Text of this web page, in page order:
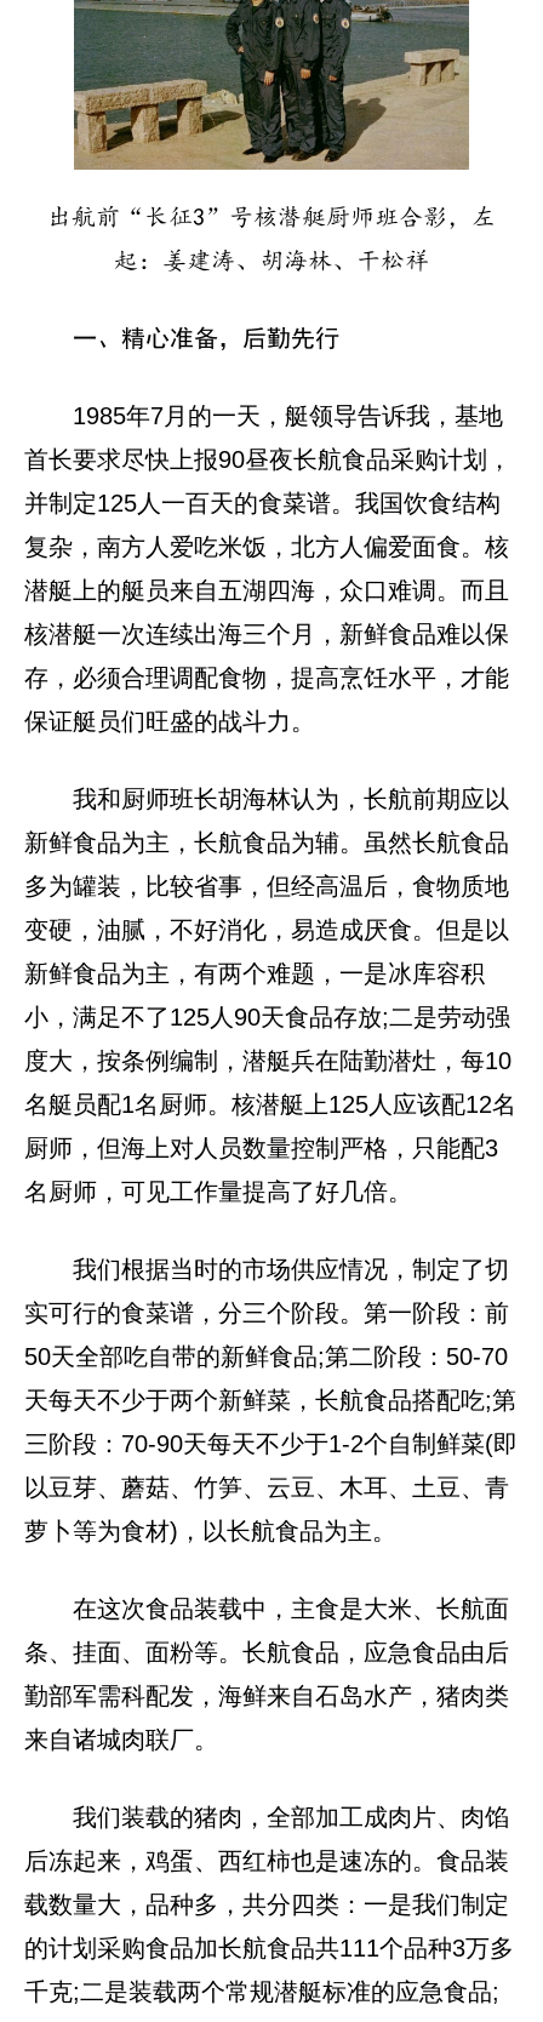
出航前“长征3”号核潜艇厨师班合影，左
起：姜建涛、胡海林、干松祥
一、精心准备，后勤先行
1985年7月的一天，艇领导告诉我，基地
首长要求尽快上报90昼夜长航食品采购计划，
并制定125人一百天的食菜谱。我国饮食结构
复杂，南方人爱吃米饭，北方人偏爱面食。核
潜艇上的艇员来自五湖四海，众口难调。而且
核潜艇一次连续出海三个月，新鲜食品难以保
存，必须合理调配食物，提高烹饪水平，才能
保证艇员们旺盛的战斗力。
我和厨师班长胡海林认为，长航前期应以
新鲜食品为主，长航食品为辅。虽然长航食品
多为罐装，比较省事，但经高温后，食物质地
变硬，油腻，不好消化，易造成厌食。但是以
新鲜食品为主，有两个难题，一是冰库容积
小，满足不了125人90天食品存放;二是劳动强
度大，按条例编制，潜艇兵在陆勤潜灶，每10
名艇员配1名厨师。核潜艇上125人应该配12名
厨师，但海上对人员数量控制严格，只能配3
名厨师，可见工作量提高了好几倍。
我们根据当时的市场供应情况，制定了切
实可行的食菜谱，分三个阶段。第一阶段：前
50天全部吃自带的新鲜食品;第二阶段：50-70
天每天不少于两个新鲜菜，长航食品搭配吃;第
三阶段：70-90天每天不少于1-2个自制鲜菜(即
以豆芽、蘑菇、竹笋、云豆、木耳、土豆、青
萝卜等为食材)，以长航食品为主。
在这次食品装载中，主食是大米、长航面
条、挂面、面粉等。长航食品，应急食品由后
勤部军需科配发，海鲜来自石岛水产，猪肉类
来自诸城肉联厂。
我们装载的猪肉，全部加工成肉片、肉馅
后冻起来，鸡蛋、西红柿也是速冻的。食品装
载数量大，品种多，共分四类：一是我们制定
的计划采购食品加长航食品共111个品种3万多
千克;二是装载两个常规潜艇标准的应急食品;